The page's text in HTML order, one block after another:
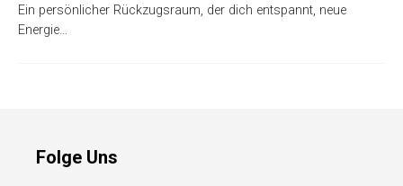
Ein persönlicher Rückzugsraum, der dich entspannt, neue
Energie…
Folge Uns